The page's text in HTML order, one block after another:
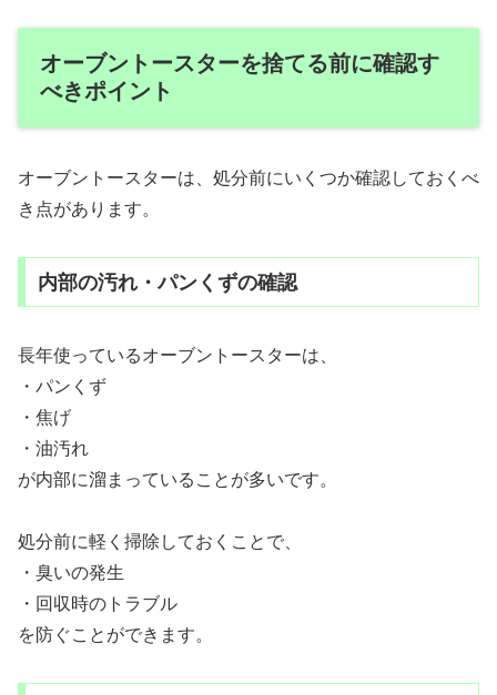
オーブントースターを捨てる前に確認す
べきポイント
オーブントースターは、処分前にいくつか確認しておくべ
き点があります。
内部の汚れ・パンくずの確認
長年使っているオーブントースターは、
・パンくず
・焦げ
・油汚れ
が内部に溜まっていることが多いです。
処分前に軽く掃除しておくことで、
・臭いの発生
・回収時のトラブル
を防ぐことができます。